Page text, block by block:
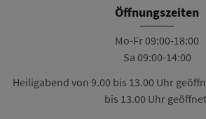
Öffnungszeiten
Mo-Fr 09:00-18:00
Sa 09:00-14:00
Heiligabend von 9.00 bis 13.00 Uhr
bis 13.00 Uhr